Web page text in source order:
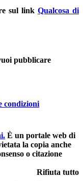
sul link Qualcosa di
pubblicare
condizioni
È un portale web di
la copia anche
o citazione
Rifiuta tutto